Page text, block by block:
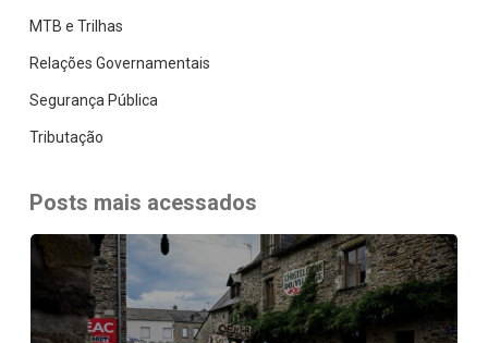
MTB e Trilhas
Relações Governamentais
Segurança Pública
Tributação
Posts mais acessados